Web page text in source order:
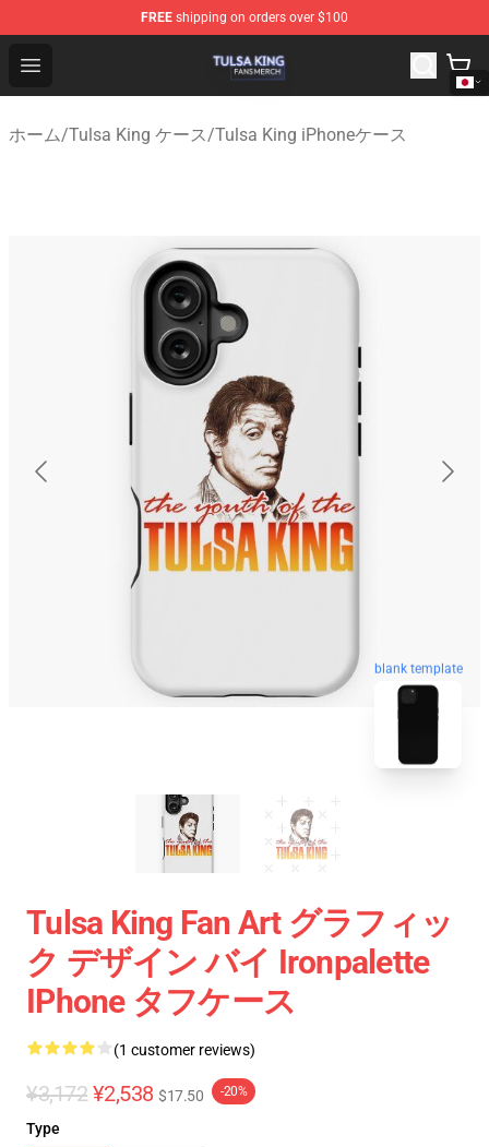
FREE shipping on orders over $100
Open menu
Tulsa King Shop - Official Tulsa King Merchandise Store
ホーム/Tulsa King ケース/Tulsa King iPhoneケース
blank template
Tulsa King Fan Art グラフィッ
ク デザイン バイ Ironpalette
IPhone タフケース
(1 customer reviews)
¥3,172 ¥2,538 $17.50 -20%
Type